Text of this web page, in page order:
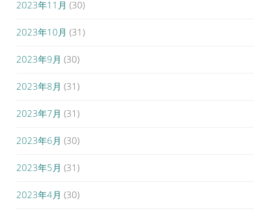
2023年11月 (30)
2023年10月 (31)
2023年9月 (30)
2023年8月 (31)
2023年7月 (31)
2023年6月 (30)
2023年5月 (31)
2023年4月 (30)